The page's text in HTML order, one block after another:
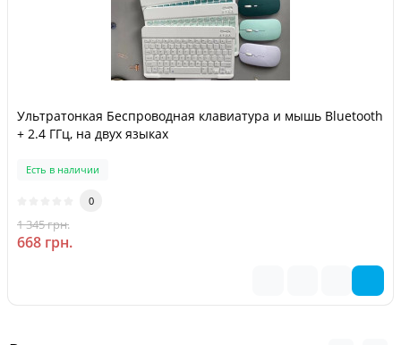
Ультратонкая Беспроводная клавиатура и мышь Bluetooth
+ 2.4 ГГц, на двух языках
Есть в наличии
0
1 345 грн.
668 грн.